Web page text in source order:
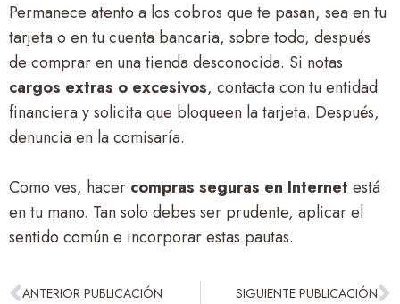
Permanece atento a los cobros que te pasan, sea en tu
tarjeta o en tu cuenta bancaria, sobre todo, después
de comprar en una tienda desconocida. Si notas
cargos extras o excesivos, contacta con tu entidad
financiera y solicita que bloqueen la tarjeta. Después,
denuncia en la comisaría.
Como ves, hacer compras seguras en Internet está
en tu mano. Tan solo debes ser prudente, aplicar el
sentido común e incorporar estas pautas.
ANTERIOR PUBLICACIÓN SIGUIENTE PUBLICACIÓN